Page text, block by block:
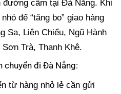
đường cấm tại Đà Nẵng. Khi
để “tăng bo” giao hàng
Sa, Liên Chiểu, Ngũ Hành
Trà, Thanh Khê.
chuyển đi Đà Nẵng:
từ hàng nhỏ lẻ cần gửi